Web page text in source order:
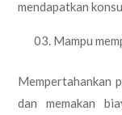
mendapatkan
Mampu
Mempertahankan
dan memakan